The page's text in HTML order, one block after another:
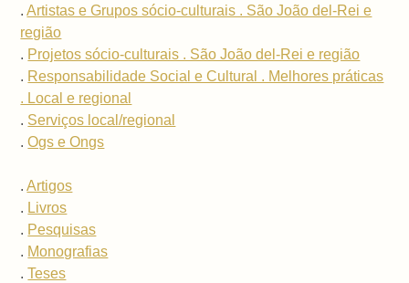
.Artistas e Grupos sócio-culturais . São João del-Rei e
região
. Projetos sócio-culturais . São João del-Rei e região
. Responsabilidade Social e Cultural . Melhores práticas
. Local e regional
. Serviços local/regional
.Ogs e Ongs
.Artigos
. Livros
. Pesquisas
. Monografias
.Teses